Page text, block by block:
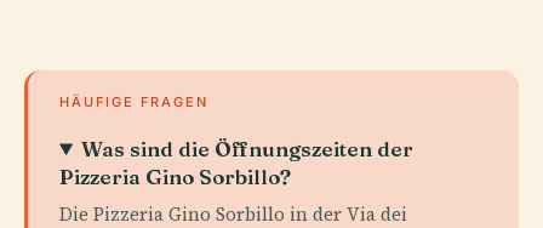
HÄUFIGE FRAGEN
Was sind die Öffnungszeiten der
Pizzeria Gino Sorbillo?
Die Pizzeria Gino Sorbillo in der Via dei